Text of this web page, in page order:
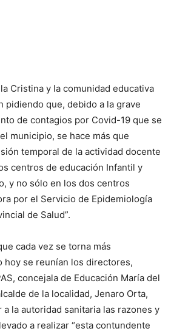
Cristina y la comunidad educativa
pidiendo que, debido a la grave
de contagios por Covid-19 que se
municipio, se hace más que
temporal de la actividad docente
centros de educación Infantil y
y no sólo en los dos centros
por el Servicio de Epidemiología
de Salud”.
cada vez se torna más
hoy se reunían los directores,
concejala de Educación María del
de la localidad, Jenaro Orta,
la autoridad sanitaria las razones y
a realizar “esta contundente